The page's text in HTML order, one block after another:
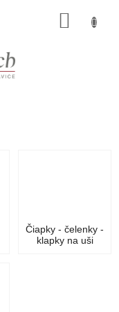
Čiapky - čelenky -
klapky na uši